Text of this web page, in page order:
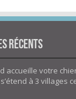
Récents
accueille votre
à 3 villages